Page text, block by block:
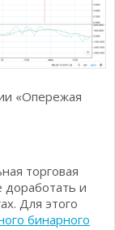
«Опережая
торговая
доработать и
Для этого
бинарного